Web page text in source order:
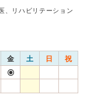
、リハビリテーション
金 土 日 祝